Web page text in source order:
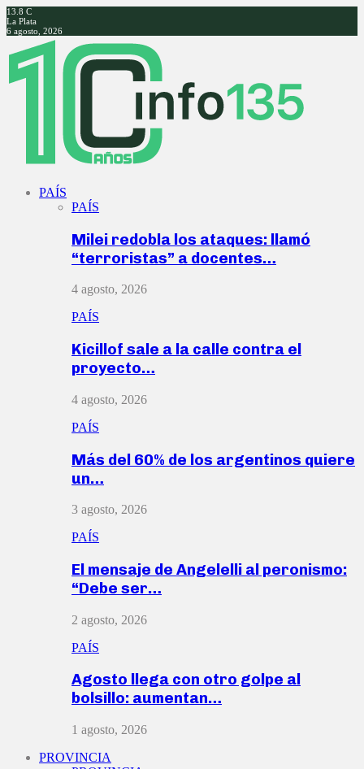
13.8 C
La Plata
6 agosto, 2026
Facebook
Twitter
Instagram
Youtube
PAÍS
PAÍS
Milei redobla los ataques: llamó
“terroristas” a docentes…
4 agosto, 2026
PAÍS
Kicillof sale a la calle contra el
proyecto…
4 agosto, 2026
PAÍS
Más del 60% de los argentinos quiere
un…
3 agosto, 2026
PAÍS
El mensaje de Angelelli al peronismo:
“Debe ser…
2 agosto, 2026
PAÍS
Agosto llega con otro golpe al
bolsillo: aumentan…
1 agosto, 2026
PROVINCIA